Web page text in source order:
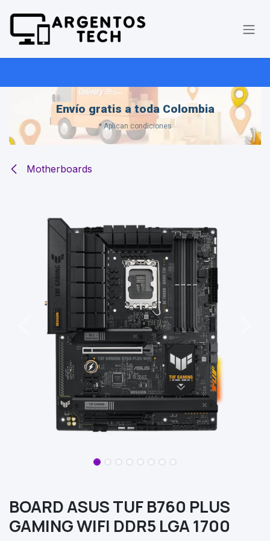
Envío gratis a toda Colombia
* Aplican condiciones
Motherboards
BOARD ASUS TUF B760 PLUS
GAMING WIFI DDR5 LGA 1700